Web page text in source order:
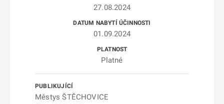
27.08.2024
01.09.2024
Platné
Městys ŠTĚCHOVICE